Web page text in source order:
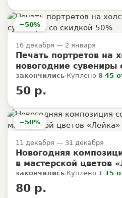
−50%
16 декабря — 2 января
Печать портретов на
новогодние сувениры
закончились·Куплено 8·45
50 р.
−50%
11 декабря — 31 декабря
Новогодняя
в мастерской цветов
закончились·Куплено 1·15
80 р.